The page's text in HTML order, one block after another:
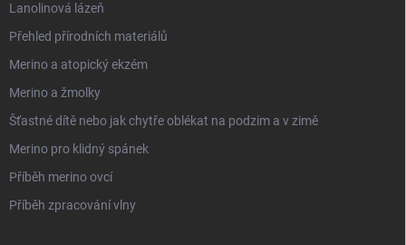
Lanolinová lázeň
Přehled přírodních materiálů
Merino a atopický ekzém
Merino a žmolky
Šťastné dítě nebo jak chytře oblékat na podzim a v zimě
Merino pro klidný spánek
Příběh merino ovcí
Příběh zpracování vlny